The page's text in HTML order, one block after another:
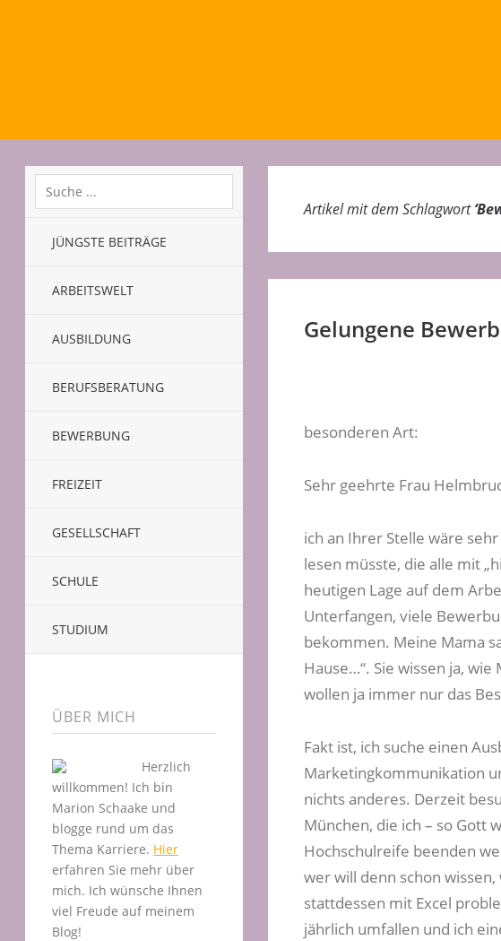
JÜNGSTE BEITRÄGE
ARBEITSWELT
AUSBILDUNG
BERUFSBERATUNG
BEWERBUNG
FREIZEIT
GESELLSCHAFT
SCHULE
STUDIUM
ÜBER MICH
Herzlich
willkommen! Ich bin
Marion Schaake und
blogge rund um das
Thema Karriere. Hier
erfahren Sie mehr über
mich. Ich wünsche Ihnen
viel Freude auf meinem
Blog!
Artikel mit dem Schlagwort‘
Gelungene
besonderen Art:
Sehr geehrte Frau
ich an Ihrer Stelle wäre
lesen müsste, die alle mit
heutigen Lage auf dem
Unterfangen, viele
bekommen. Meine Mama
Hause…“. Sie wissen ja,
wollen ja immer nur das
Fakt ist, ich suche einen
Marketingkommunikation
nichts anderes. Derzeit
München, die ich – so Gott
Hochschulreife beenden
wer will denn schon
stattdessen mit Excel
jährlich umfallen und ich